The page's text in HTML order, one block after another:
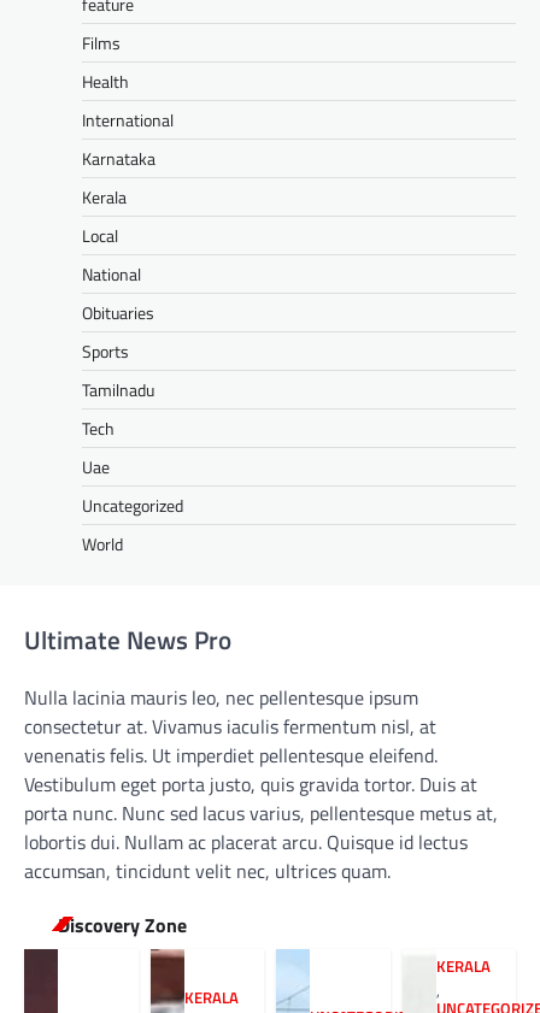
Films
Health
International
Karnataka
Kerala
Local
National
Obituaries
Sports
Tamilnadu
Tech
Uae
Uncategorized
World
Ultimate News Pro
Nulla lacinia mauris leo, nec pellentesque ipsum
consectetur at. Vivamus iaculis fermentum nisl, at
venenatis felis. Ut imperdiet pellentesque eleifend.
Vestibulum eget porta justo, quis gravida tortor. Duis at
porta nunc. Nunc sed lacus varius, pellentesque metus at,
lobortis dui. Nullam ac placerat arcu. Quisque id lectus
accumsan, tincidunt velit nec, ultrices quam.
Discovery Zone
KERALA
KERALA
,